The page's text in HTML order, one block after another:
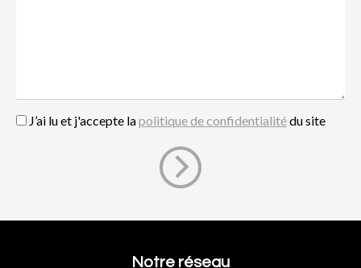
J’ai lu et j'accepte lapolitique de confidentialitédu site
Notre réseau